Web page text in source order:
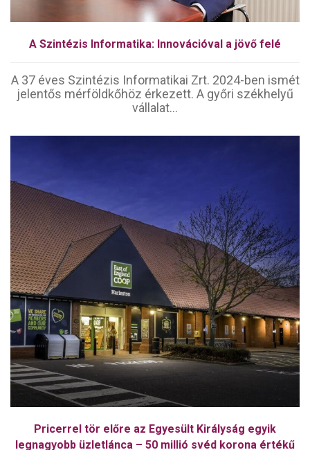
A Szintézis Informatika: Innovációval a jövő felé
A 37 éves Szintézis Informatikai Zrt. 2024-ben ismét
jelentős mérföldkőhöz érkezett. A győri székhelyű
vállalat...
Pricerrel tör előre az Egyesült Királyság egyik
legnagyobb üzletlánca – 50 millió svéd korona értékű